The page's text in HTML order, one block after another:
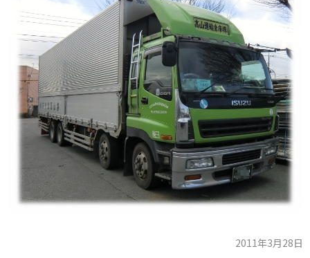
2011年3月28日